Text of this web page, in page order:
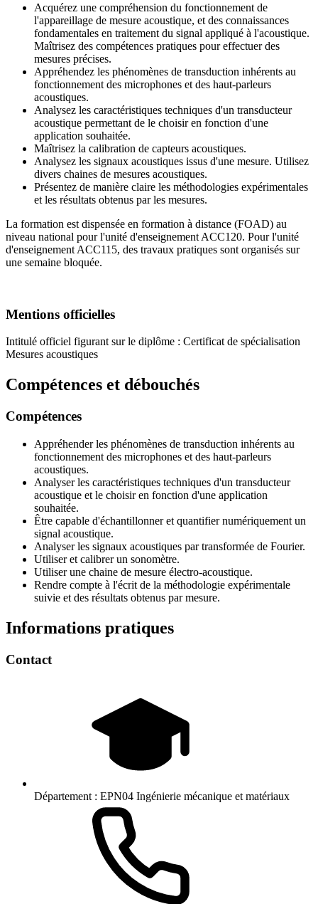
Acquérez une compréhension du fonctionnement de
l'appareillage de mesure acoustique, et des connaissances
fondamentales en traitement du signal appliqué à l'acoustique.
Maîtrisez des compétences pratiques pour effectuer des
mesures précises.
Appréhendez les phénomènes de transduction inhérents au
fonctionnement des microphones et des haut-parleurs
acoustiques.
Analysez les caractéristiques techniques d'un transducteur
acoustique permettant de le choisir en fonction d'une
application souhaitée.
Maîtrisez la calibration de capteurs acoustiques.
Analysez les signaux acoustiques issus d'une mesure. Utilisez
divers chaines de mesures acoustiques.
Présentez de manière claire les méthodologies expérimentales
et les résultats obtenus par les mesures.
La formation est dispensée en formation à distance (FOAD) au
niveau national pour l'unité d'enseignement ACC120. Pour l'unité
d'enseignement ACC115, des travaux pratiques sont organisés sur
une semaine bloquée.
Mentions officielles
Intitulé officiel figurant sur le diplôme : Certificat de spécialisation
Mesures acoustiques
Compétences et débouchés
Compétences
Appréhender les phénomènes de transduction inhérents au
fonctionnement des microphones et des haut-parleurs
acoustiques.
Analyser les caractéristiques techniques d'un transducteur
acoustique et le choisir en fonction d'une application
souhaitée.
Être capable d'échantillonner et quantifier numériquement un
signal acoustique.
Analyser les signaux acoustiques par transformée de Fourier.
Utiliser et calibrer un sonomètre.
Utiliser une chaine de mesure électro-acoustique.
Rendre compte à l'écrit de la méthodologie expérimentale
suivie et des résultats obtenus par mesure.
Informations pratiques
Contact
Département : EPN04 Ingénierie mécanique et matériaux